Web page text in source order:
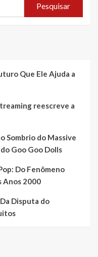
Pesquisar
Que Ele Ajuda a
reescreve a
Sombrio do Massive
Goo Goo Dolls
Do Fenômeno
Anos 2000
Disputa do